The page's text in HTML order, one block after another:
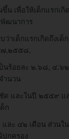
น เพื่อให้เด็กแรกเ
พัฒนาการ
ว่าเด็กแรกเกิดถึงเ
๗,๒๕๕๘,
นร้อยละ ๒.๖๘, ๔.๖
ำนวน
ด และในปี ๒๕๕๙ แ
ก
ละ ๔๒ เดือน ส่วนใ
ปกครอง